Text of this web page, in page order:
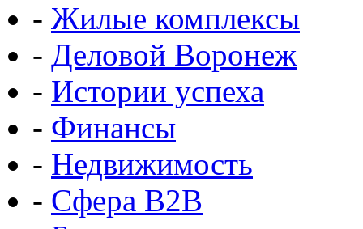
- Жилые комплексы
- Деловой Воронеж
- Истории успеха
- Финансы
- Недвижимость
- Сфера B2B